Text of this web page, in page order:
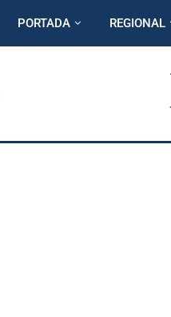
PORTADA REGIONAL